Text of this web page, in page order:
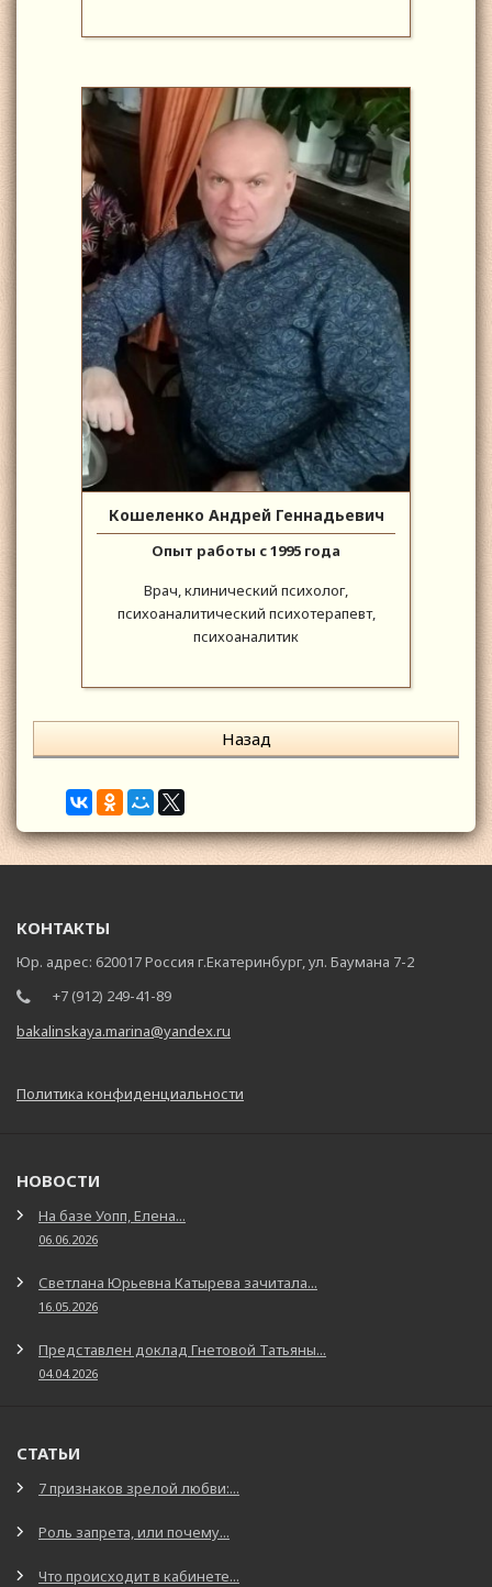
Кошеленко Андрей Геннадьевич
Опыт работы с 1995 года
Врач, клинический психолог,
психоаналитический психотерапевт,
психоаналитик
Назад
КОНТАКТЫ
Юр. адрес: 620017 Россия г.Екатеринбург, ул. Баумана 7-2
+7 (912) 249-41-89
bakalinskaya.marina@yandex.ru
Политика конфиденциальности
НОВОСТИ
На базе Уопп, Елена...
06.06.2026
Светлана Юрьевна Катырева зачитала...
16.05.2026
Представлен доклад Гнетовой Татьяны...
04.04.2026
СТАТЬИ
7 признаков зрелой любви:...
Роль запрета, или почему...
Что происходит в кабинете...